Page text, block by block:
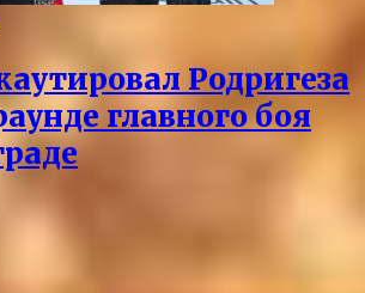
Родригеза
главного боя